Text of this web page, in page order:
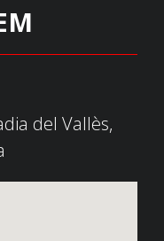
del Vallès,